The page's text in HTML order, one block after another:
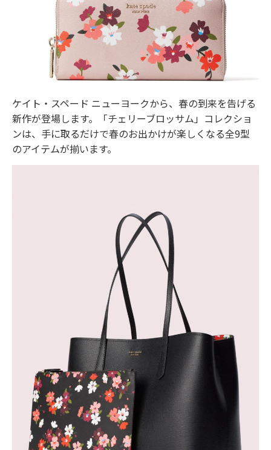
ケイト・スペード ニューヨークから、春の到来を告げる
新作が登場します。「チェリーブロッサム」コレクショ
ンは、手に取るだけで春のお出かけが楽しくなる全9型
のアイテムが揃います。